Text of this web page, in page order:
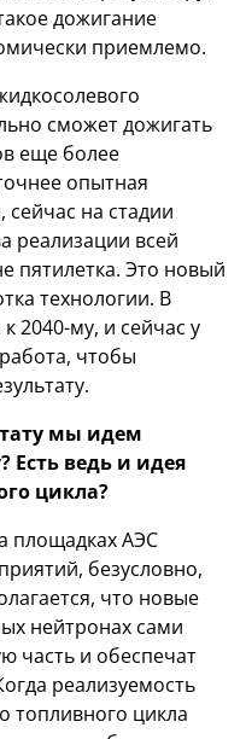
дожигание
приемлемо.
сможет дожигать
еще более
опытная
сейчас на стадии
реализации всей
пятилетка. Это новый
технологии. В
2040-му, и сейчас у
чтобы
мы идем
Есть ведь и идея
цикла?
площадках АЭС
безусловно,
что новые
нейтронах сами
часть и обеспечат
реализуемость
топливного цикла